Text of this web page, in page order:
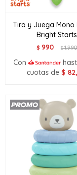
Tira y Juega Mono
Bright Starts
$ 990 $1.990
Con
cuotas de $